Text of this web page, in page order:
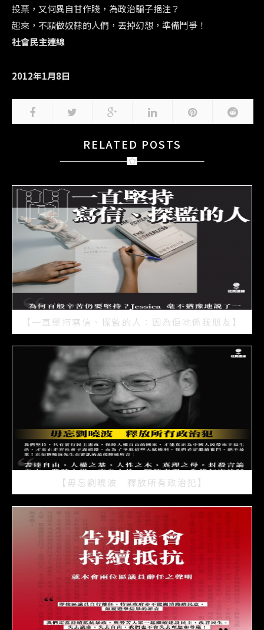
投票，又何異自甘作賤，為政治騙子挹注？
起來，不願做奴隸的人們，丟掉幻想，準備鬥爭！
社會民主連線
2012年1月8日
RELATED POSTS
【一直堅持寫信、探監的人：因為佢哋係我朋友】
2021/07/15
【毋忘劉曉波 釋放所有政治犯】